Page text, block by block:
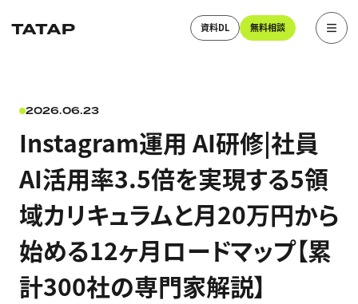
資料DL 無料相談
2026.06.23
Instagram運用 AI研修|社員
AI活用率3.5倍を実現する5領
域カリキュラムと月20万円から
始める12ヶ月ロードマップ【累
計300社の専門家解説】